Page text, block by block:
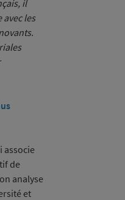
il
les
associe
de
analyse
et